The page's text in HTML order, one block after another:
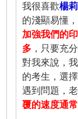
我很喜歡楊
的淺顯易懂
加強我們的
多 ，只要充
對我來說，
的考生，選
遇到問題，
覆的速度通